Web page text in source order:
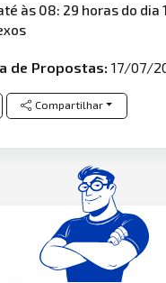
às 08: 29 horas do dia
de Propostas:17/07/
Compartilhar